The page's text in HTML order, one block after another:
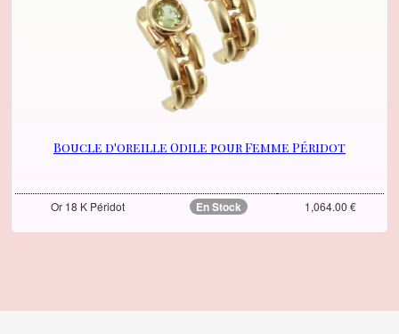
Boucle d'oreille Odile pour Femme Péridot
Or 18 K Péridot En Stock 1,064.00 €